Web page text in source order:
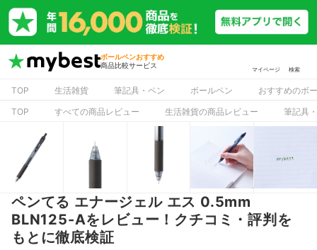
ボールペンおすすめ
商品比較サービス
マイページ 検索
TOP 生活雑貨 筆記具・ペン ボールペン
おすすめのボ
TOP
すべての商品レビュー 生活雑貨の商品レビュー 筆記具
ペンてる エナージェル エス 0.5mm
BLN125-Aをレビュー！クチコミ・評判を
もとに徹底検証